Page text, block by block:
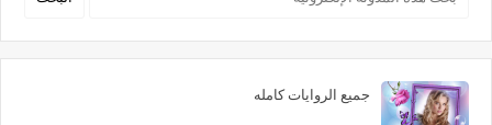
جميع الروايات كامله